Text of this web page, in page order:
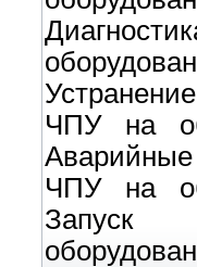
ЧПУ на
ЧПУ на